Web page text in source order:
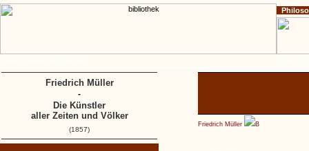
Friedrich Müller B
Friedrich Müller
-
Die Künstler
aller Zeiten und Völker
(1857)